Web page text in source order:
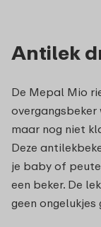
Antilek
De Mepal Mio
overgangsbeker
maar nog niet
Deze
je baby of
een beker. De
geen